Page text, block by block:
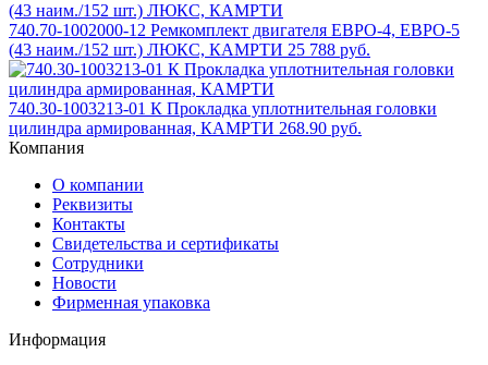
740.70-1002000-12 Ремкомплект двигателя ЕВРО-4, ЕВРО-5
(43 наим./152 шт.) ЛЮКС, КАМРТИ 25 788 руб.
740.30-1003213-01 К Прокладка уплотнительная головки
цилиндра армированная, КАМРТИ 268.90 руб.
Компания
О компании
Реквизиты
Контакты
Свидетельства и сертификаты
Сотрудники
Новости
Фирменная упаковка
Информация